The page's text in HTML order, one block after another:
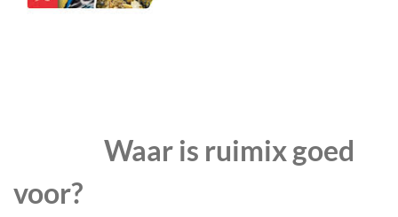
Waar is ruimix goed
voor?